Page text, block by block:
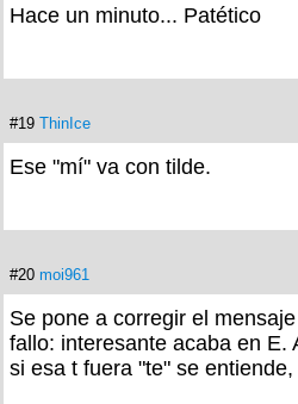
Hace un minuto... Patético
#19 ThinIce
Ese "mí" va con tilde.
#20 moi961
Se pone a corregir el
fallo: interesante acaba en E.
si esa t fuera "te" se